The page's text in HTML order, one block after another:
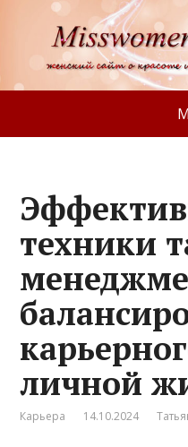
техники
личной
Карьера 14.10.2024